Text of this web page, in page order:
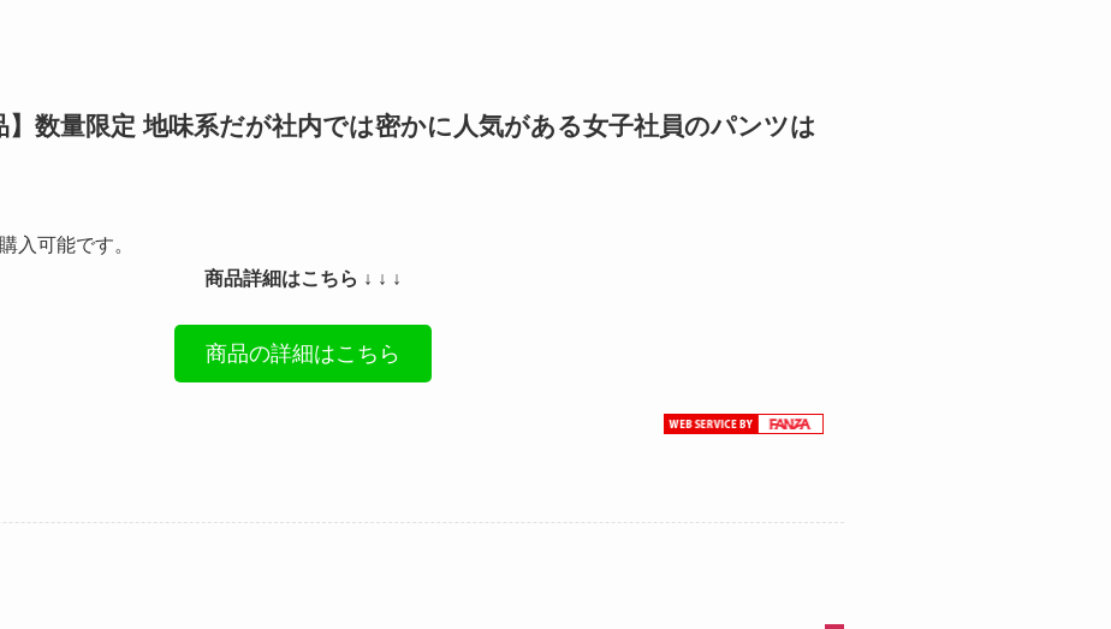
】数量限定 地味系だが社内では密かに人気がある女子社員のパンツは
入可能です。
商品詳細はこちら ↓ ↓ ↓
商品の詳細はこちら